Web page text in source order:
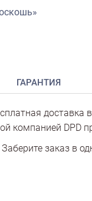
ГАРАНТИЯ
доставка
компанией DPD
Заберите заказ в